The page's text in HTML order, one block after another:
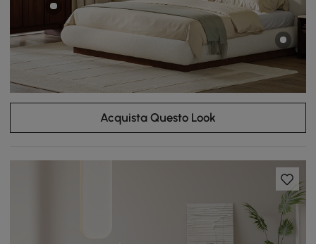
Acquista Questo Look